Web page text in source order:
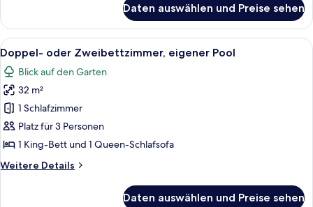
with
Private
Pool
Sea
View
Daten auswählen und Preise sehen
Alle
Fotos
für
Doppel-
oder
Zweibettzimmer,
eigener
anzeigen
Ein Hotelzimmer mit Bett,
6
Doppel- oder Zweibettzimmer, eigener Pool
Blick auf den Garten
32 m²
1 Schlafzimmer
Platz für 3 Personen
1 King-Bett und 1 Queen-Schlafsofa
Weitere Details
Weitere
Daten auswählen und Preise sehen